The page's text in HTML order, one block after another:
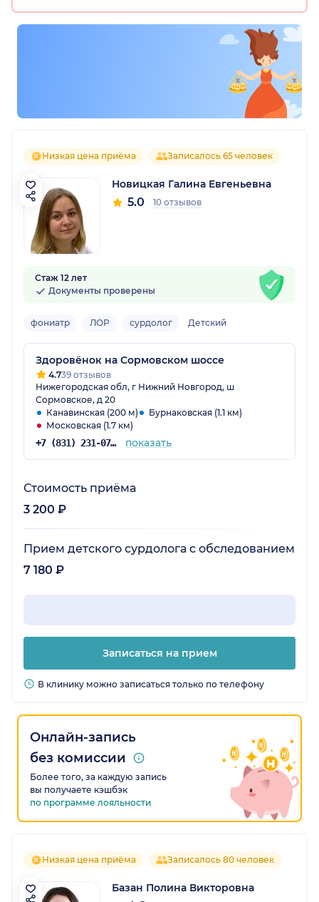
Низкая цена приёма Записалось 65 человек
Новицкая Галина Евгеньевна
5.0 10 отзывов
Стаж 12 лет
Документы проверены
фониатр ЛОР сурдолог Детский
Здоровёнок на Сормовском шоссе
4.739 отзывов
Нижегородская обл, г Нижний Новгород, ш
Сормовское, д 20
Канавинская (200 м)
Бурнаковская (1.1 км)
Московская (1.7 км)
+7 (831) 231-07-42 показать
Стоимость приёма
3 200 ₽
Прием детского сурдолога с обследованием
7 180 ₽
Записаться на прием
В клинику можно записаться только по телефону
Онлайн-запись
без комиссии
Более того, за каждую запись
вы получаете кэшбэк
по программе лояльности
Низкая цена приёма Записалось 80 человек
Базан Полина Викторовна